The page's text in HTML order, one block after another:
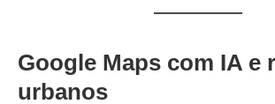
Google Maps com IA e
urbanos